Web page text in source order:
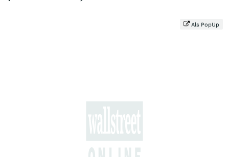
Als PopUp